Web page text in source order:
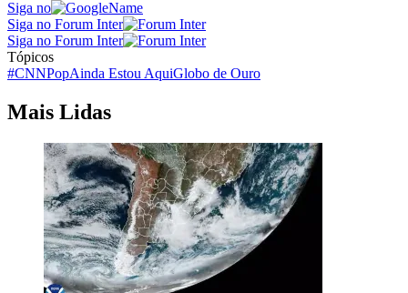
Siga no
Siga no Forum Inter
Siga no Forum Inter
Tópicos
#CNNPopAinda Estou AquiGlobo de Ouro
Mais Lidas